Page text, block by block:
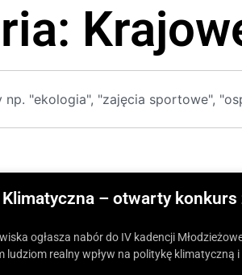
Klimatyczna – otwarty
ogłasza nabór do IV kadencji
ludziom realny wpływ na politykę klimatyczną